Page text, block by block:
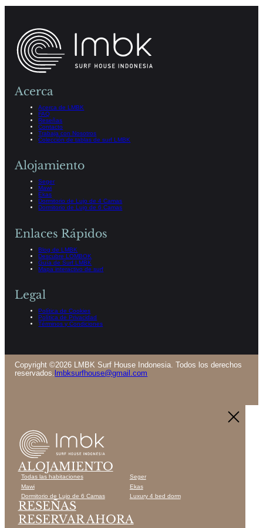
Acerca
Acerca de LMBK
FAQ
Reseñas
Contacto
Trabaja con Nosotros
Colección de tablas de surf LMBK
Alojamiento
Seger
Mawi
Ekas
Dormitorio de Lujo de 4 Camas
Dormitorio de Lujo de 6 Camas
Enlaces Rápidos
Blog de LMBK
Descubre LOMBOK
Guía de Surf LMBK
Mapa interactivo de surf
Legal
Política de Cookies
Política de Privacidad
Términos y Condiciones
Copyright ©2026 LMBK Surf House Indonesia. Todos los derechos
reservados.
lmbksurfhouse@gmail.com
ALOJAMIENTO
Todas las habitaciones
Seger
Mawi
Ekas
Dormitorio de Lujo de 6 Camas
Luxury 4 bed dorm
RESEÑAS
RESERVAR AHORA